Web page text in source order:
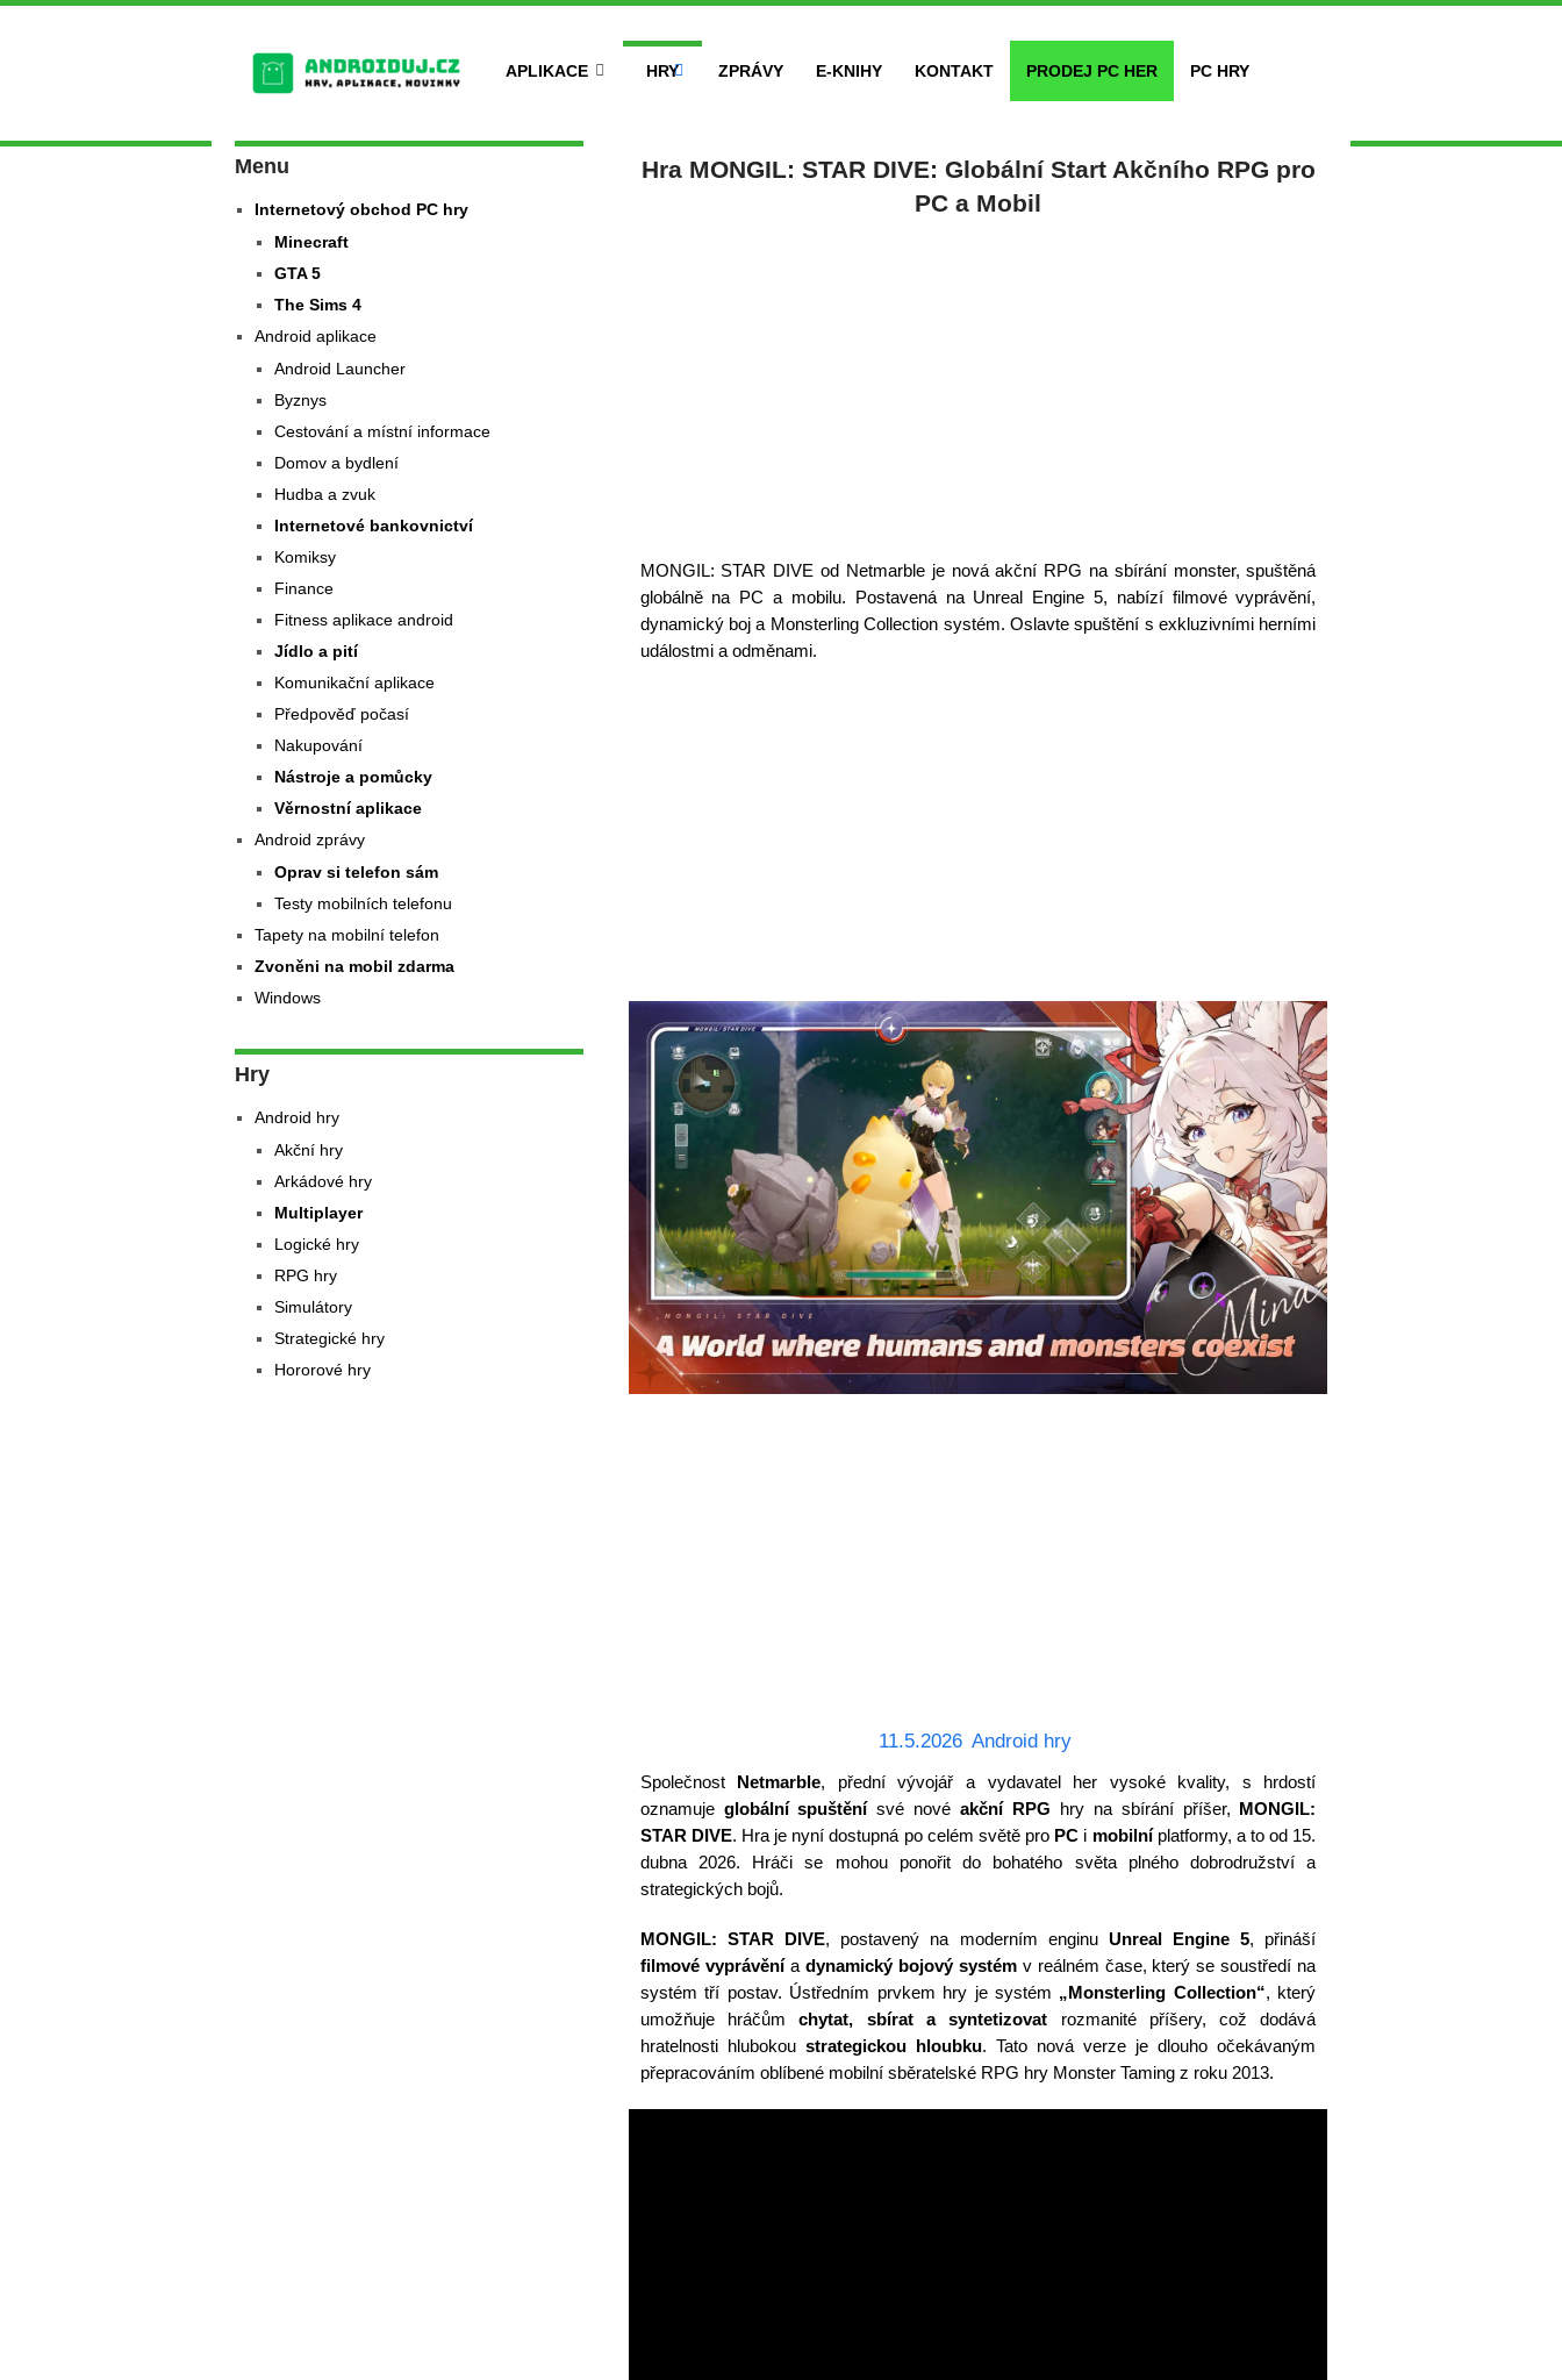
APLIKACE HRY ZPRÁVY E-KNIHY KONTAKT PRODEJ PC HER PC HRY
Hra MONGIL: STAR DIVE: Globální Start Akčního RPG pro
PC a Mobil
MONGIL: STAR DIVE od Netmarble je nová akční RPG na sbírání monster, spuštěná
globálně na PC a mobilu. Postavená na Unreal Engine 5, nabízí filmové vyprávění,
dynamický boj a Monsterling Collection systém. Oslavte spuštění s exkluzivními herními
událostmi a odměnami.
11.5.2026 Android hry
Společnost Netmarble, přední vývojář a vydavatel her vysoké kvality, s hrdostí
oznamuje globální spuštěnísvé novéakční RPG hry na sbírání příšer, MONGIL:
STAR DIVE. Hra je nyní dostupná po celém světě pro PC i mobilníplatformy, a to od 15.
dubna 2026. Hráči se mohou ponořit do bohatého světa plného dobrodružství a
strategických bojů.
MONGIL: STAR DIVE, postavený na moderním enginu Unreal Engine 5, přináší
filmové vyprávěnía dynamický bojový systémv reálném čase, který se soustředí na
systém tří postav. Ústředním prvkem hry je systém „Monsterling Collection“, který
umožňuje hráčůmchytat, sbírat a syntetizovat rozmanité příšery, což dodává
hratelnosti hlubokou strategickou hloubku. Tato nová verze je dlouho očekávaným
přepracováním oblíbené mobilní sběratelské RPG hry Monster Taming z roku 2013.
Menu
Internetový obchod PC hry
Minecraft
GTA 5
The Sims 4
Android aplikace
Android Launcher
Byznys
Cestování a místní informace
Domov a bydlení
Hudba a zvuk
Internetové bankovnictví
Komiksy
Finance
Fitness aplikace android
Jídlo a pití
Komunikační aplikace
Předpověď počasí
Nakupování
Nástroje a pomůcky
Věrnostní aplikace
Android zprávy
Oprav si telefon sám
Testy mobilních telefonu
Tapety na mobilní telefon
Zvoněni na mobil zdarma
Windows
Hry
Android hry
Akční hry
Arkádové hry
Multiplayer
Logické hry
RPG hry
Simulátory
Strategické hry
Hororové hry